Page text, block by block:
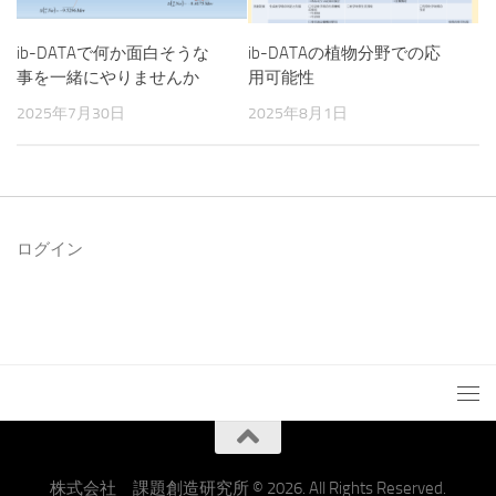
ib-DATAで何か面白そうな
事を一緒にやりませんか
2025年7月30日
ib-DATAの植物分野での応
用可能性
2025年8月1日
ログイン
株式会社 課題創造研究所 © 2026. All Rights Reserved.